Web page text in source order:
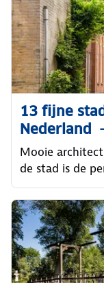
13 fijne
Nederland
Mooie
de stad is de